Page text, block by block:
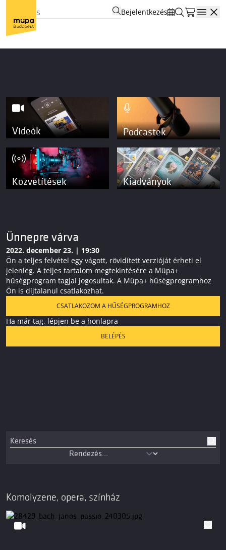
Bejelentkezés
Videók Podcastek
Közvetítések Kiadványok
Ünnepre várva
2022. december 23. | 19:30
Ön a teljes felvétel egy vágott, rövidített verzióját érheti el
jelenleg. A teljes tartalom megtekintésére a Müpa+
hűségprogram tagjai jogosultak. A Müpa+ hűségprogramhoz
Ön is díjtalanul csatlakozhat.
CSATLAKOZOM A HŰSÉGPROGRAMHOZ
Ha már tag, lépjen be a honlapra
BELÉPÉS
Komolyzene, opera, színház